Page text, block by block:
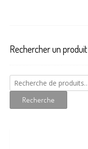
Rechercher un produit
Recherche
pour :
Recherche